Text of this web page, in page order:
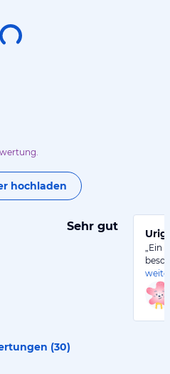
hochladen
Sehr gut
„Ein
(30)